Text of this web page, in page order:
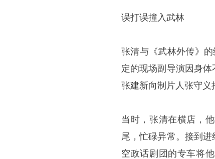
误打误撞入武林
张清与《武林外传》
定的现场副导演因身
张建新向制片人张守义
当时，张清在横店，
尾，忙碌异常。接到
空政话剧团的专车将